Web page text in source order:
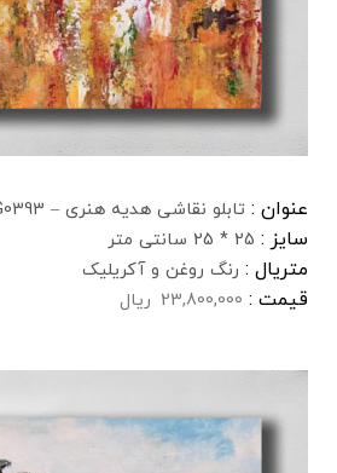
عنوان : تابلو نقاشی هدیه هنری – G0393
سایز : 25 * 25 سانتی متر
متریال : رنگ روغن و آکریلیک
قیمت : 23,800,000 ریال